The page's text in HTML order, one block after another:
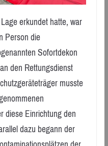
erkundet hatte, war
Person die
Sofortdekon
den Rettungsdienst
musste
diese Einrichtung den
dazu begann der